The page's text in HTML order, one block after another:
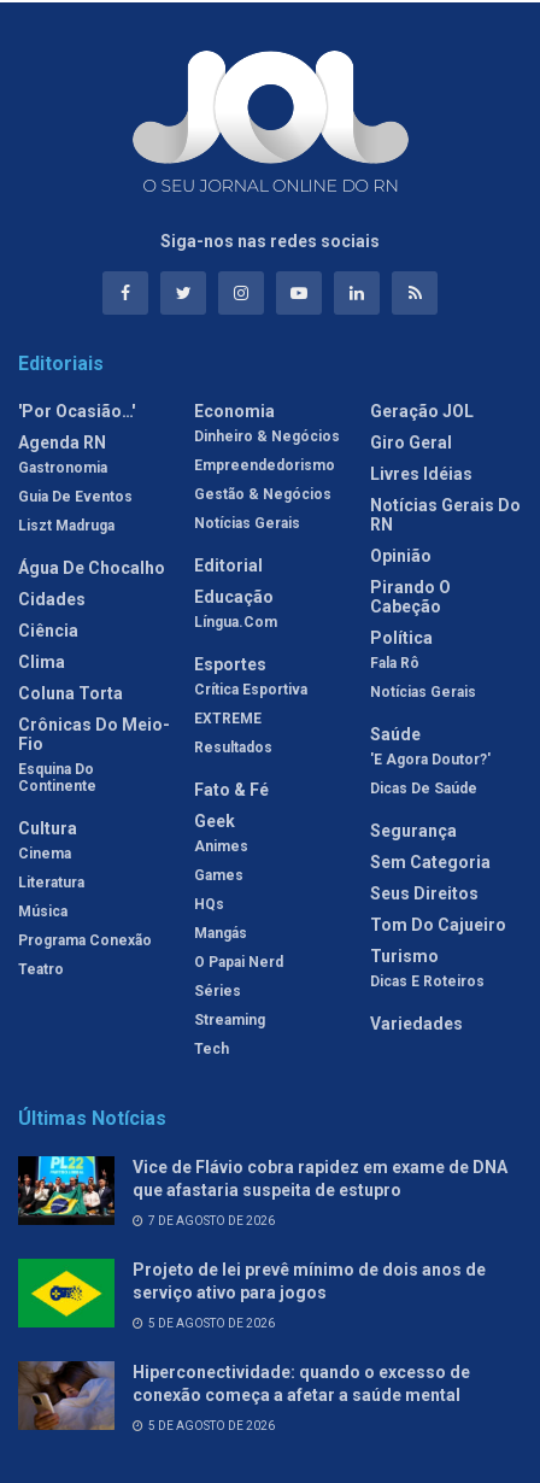
Siga-nos nas redes sociais
Editoriais
'Por Ocasião…'
Agenda RN
Gastronomia
Guia De Eventos
Liszt Madruga
Água De Chocalho
Cidades
Ciência
Clima
Coluna Torta
Crônicas Do Meio-
Fio
Esquina Do
Continente
Cultura
Cinema
Literatura
Música
Programa Conexão
Teatro
Economia
Dinheiro & Negócios
Empreendedorismo
Gestão & Negócios
Notícias Gerais
Editorial
Educação
Língua.com
Esportes
Crítica Esportiva
EXTREME
Resultados
Fato & Fé
Geek
Animes
Games
HQs
Mangás
O Papai Nerd
Séries
Streaming
Tech
Geração JOL
Giro Geral
Livres Idéias
Notícias Gerais Do
RN
Opinião
Pirando O
Cabeção
Política
Fala Rô
Notícias Gerais
Saúde
'E Agora Doutor?'
Dicas De Saúde
Segurança
Sem Categoria
Seus Direitos
Tom Do Cajueiro
Turismo
Dicas E Roteiros
Variedades
Últimas Notícias
Vice de Flávio cobra rapidez em exame de DNA
que afastaria suspeita de estupro
7 DE AGOSTO DE 2026
Projeto de lei prevê mínimo de dois anos de
serviço ativo para jogos
5 DE AGOSTO DE 2026
Hiperconectividade: quando o excesso de
conexão começa a afetar a saúde mental
5 DE AGOSTO DE 2026